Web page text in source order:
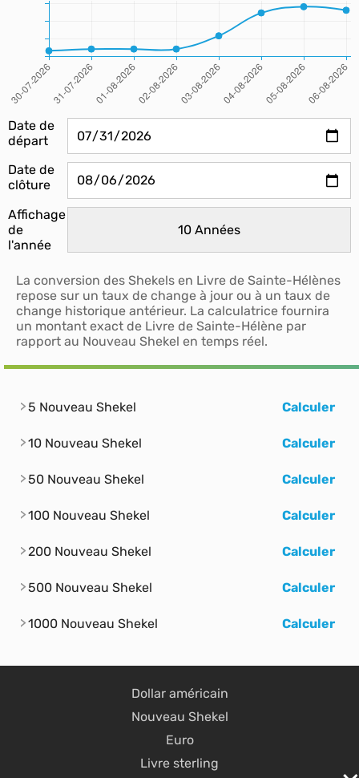
Date de
départ
Date de
clôture
Affichage
de
l'année
La conversion des Shekels en Livre de Sainte-Hélènes
repose sur un taux de change à jour ou à un taux de
change historique antérieur. La calculatrice fournira
un montant exact de Livre de Sainte-Hélène par
rapport au Nouveau Shekel en temps réel.
5 Nouveau Shekel Calculer
10 Nouveau Shekel Calculer
50 Nouveau Shekel Calculer
100 Nouveau Shekel Calculer
200 Nouveau Shekel Calculer
500 Nouveau Shekel Calculer
1000 Nouveau Shekel Calculer
Dollar américain
Nouveau Shekel
Euro
Livre sterling